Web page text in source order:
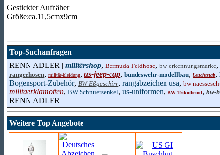
Gestickter Aufnäher
Größe:ca.11,5cmx9cm
Top-Suchanfragen
RENN ADLER | militärshop, Bermuda-Feldhose, bw-erkennungsmarke,
rangerhosen, militär-kleidung, us-jeep-cap, bundeswehr-modellbau, Leuchtstab,
Bogensport-Zubehör, BW Eßgeschirr, rangabzeichen usa, bw-
militaerklamotten, BW Schnuersenkel, us-uniformen, BW-Trikothemd, bw-
RENN ADLER
Weitere Top Angebote